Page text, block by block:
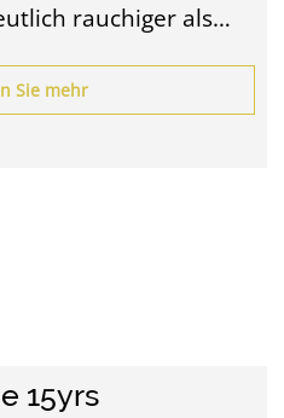
rauchiger als…
Sie mehr
15yrs